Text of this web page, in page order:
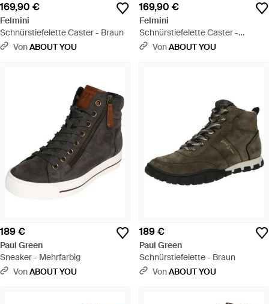
169,90 €
Felmini
Schnürstiefelette Caster - Braun
VonABOUT YOU
169,90 €
Felmini
Schnürstiefelette Caster -
Schwarz
VonABOUT YOU
189 €
Paul Green
Sneaker - Mehrfarbig
VonABOUT YOU
189 €
Paul Green
Schnürstiefelette - Braun
VonABOUT YOU